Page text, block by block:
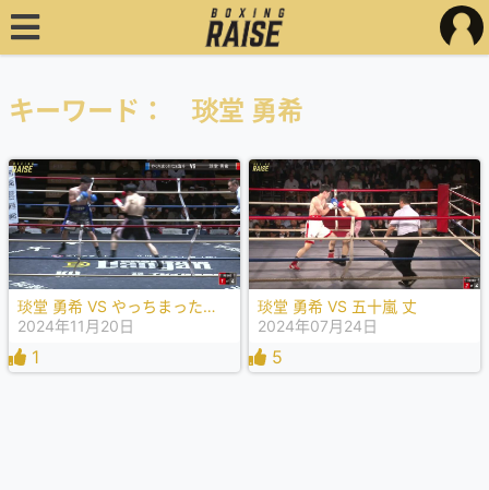
キーワード： 琰堂 勇希
琰堂 勇希 VS やっちまったなぁ海斗
2024年11月20日
1
琰堂 勇希 VS 五十嵐 丈
2024年07月24日
5